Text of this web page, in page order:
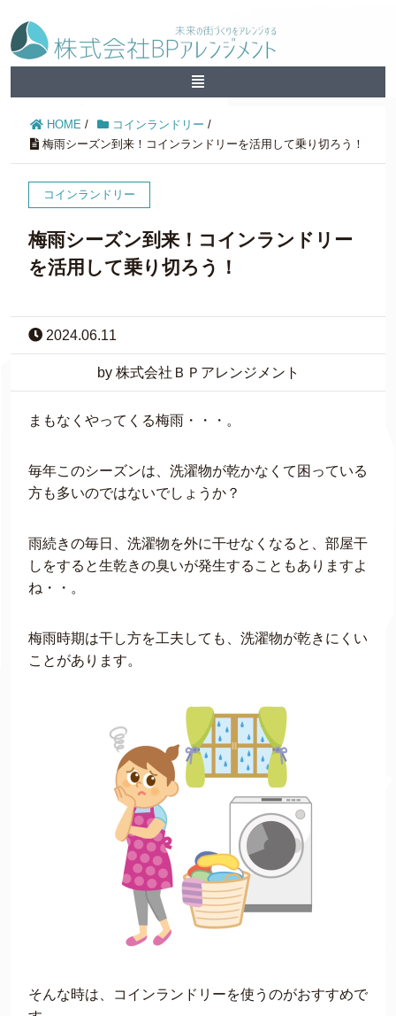
HOME / コインランドリー /
梅雨シーズン到来！コインランドリーを活用して乗り切ろう！
コインランドリー
梅雨シーズン到来！コインランドリー
を活用して乗り切ろう！
2024.06.11
by 株式会社ＢＰアレンジメント
まもなくやってくる梅雨・・・。
毎年このシーズンは、洗濯物が乾かなくて困っている
方も多いのではないでしょうか？
雨続きの毎日、洗濯物を外に干せなくなると、部屋干
しをすると生乾きの臭いが発生することもありますよ
ね・・。
梅雨時期は干し方を工夫しても、洗濯物が乾きにくい
ことがあります。
そんな時は、コインランドリーを使うのがおすすめで